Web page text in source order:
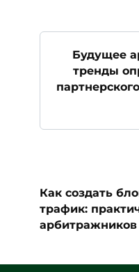
Будущее
тренды
Как создать
трафик:
арбитражников